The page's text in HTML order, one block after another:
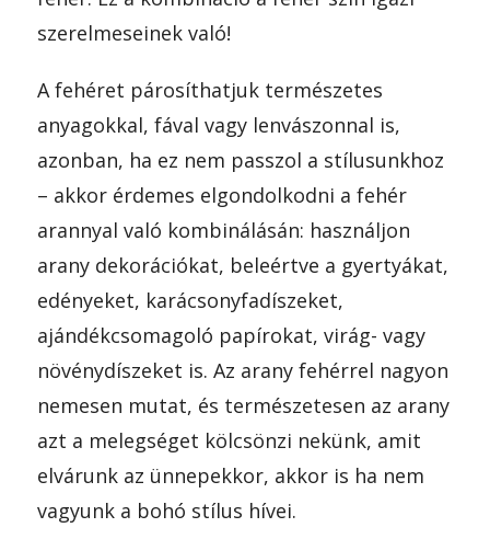
szerelmeseinek való!
A fehéret párosíthatjuk természetes
anyagokkal, fával vagy lenvászonnal is,
azonban, ha ez nem passzol a stílusunkhoz
– akkor érdemes elgondolkodni a fehér
arannyal való kombinálásán: használjon
arany dekorációkat, beleértve a gyertyákat,
edényeket, karácsonyfadíszeket,
ajándékcsomagoló papírokat, virág- vagy
növénydíszeket is. Az arany fehérrel nagyon
nemesen mutat, és természetesen az arany
azt a melegséget kölcsönzi nekünk, amit
elvárunk az ünnepekkor, akkor is ha nem
vagyunk a bohó stílus hívei.